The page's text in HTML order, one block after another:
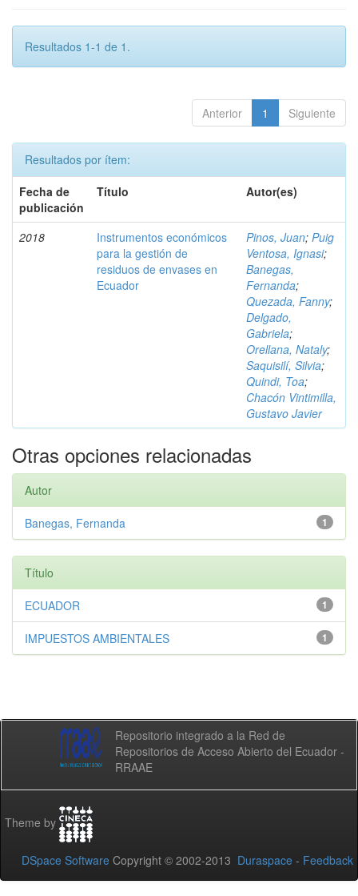
Resultados 1-1 de 1.
Anterior 1 Siguiente
Resultados por ítem:
Fecha de
publicación
Título Autor(es)
2018
Instrumentos económicos
para la gestión de
residuos de envases en
Ecuador
Pinos, Juan; Puig
Ventosa, Ignasi;
Banegas,
Fernanda;
Quezada, Fanny;
Delgado,
Gabriela;
Orellana, Nataly;
Saquisilí, Silvia;
Quindi, Toa;
Chacón Vintimilla,
Gustavo Javier
Otras opciones relacionadas
Autor
1
Banegas, Fernanda
Título
1
ECUADOR
1
IMPUESTOS AMBIENTALES
Repositorio integrado a la Red de
Repositorios de Acceso Abierto del Ecuador -
RRAAE
Theme by
DSpace Software Copyright © 2002-2013 Duraspace - Feedback